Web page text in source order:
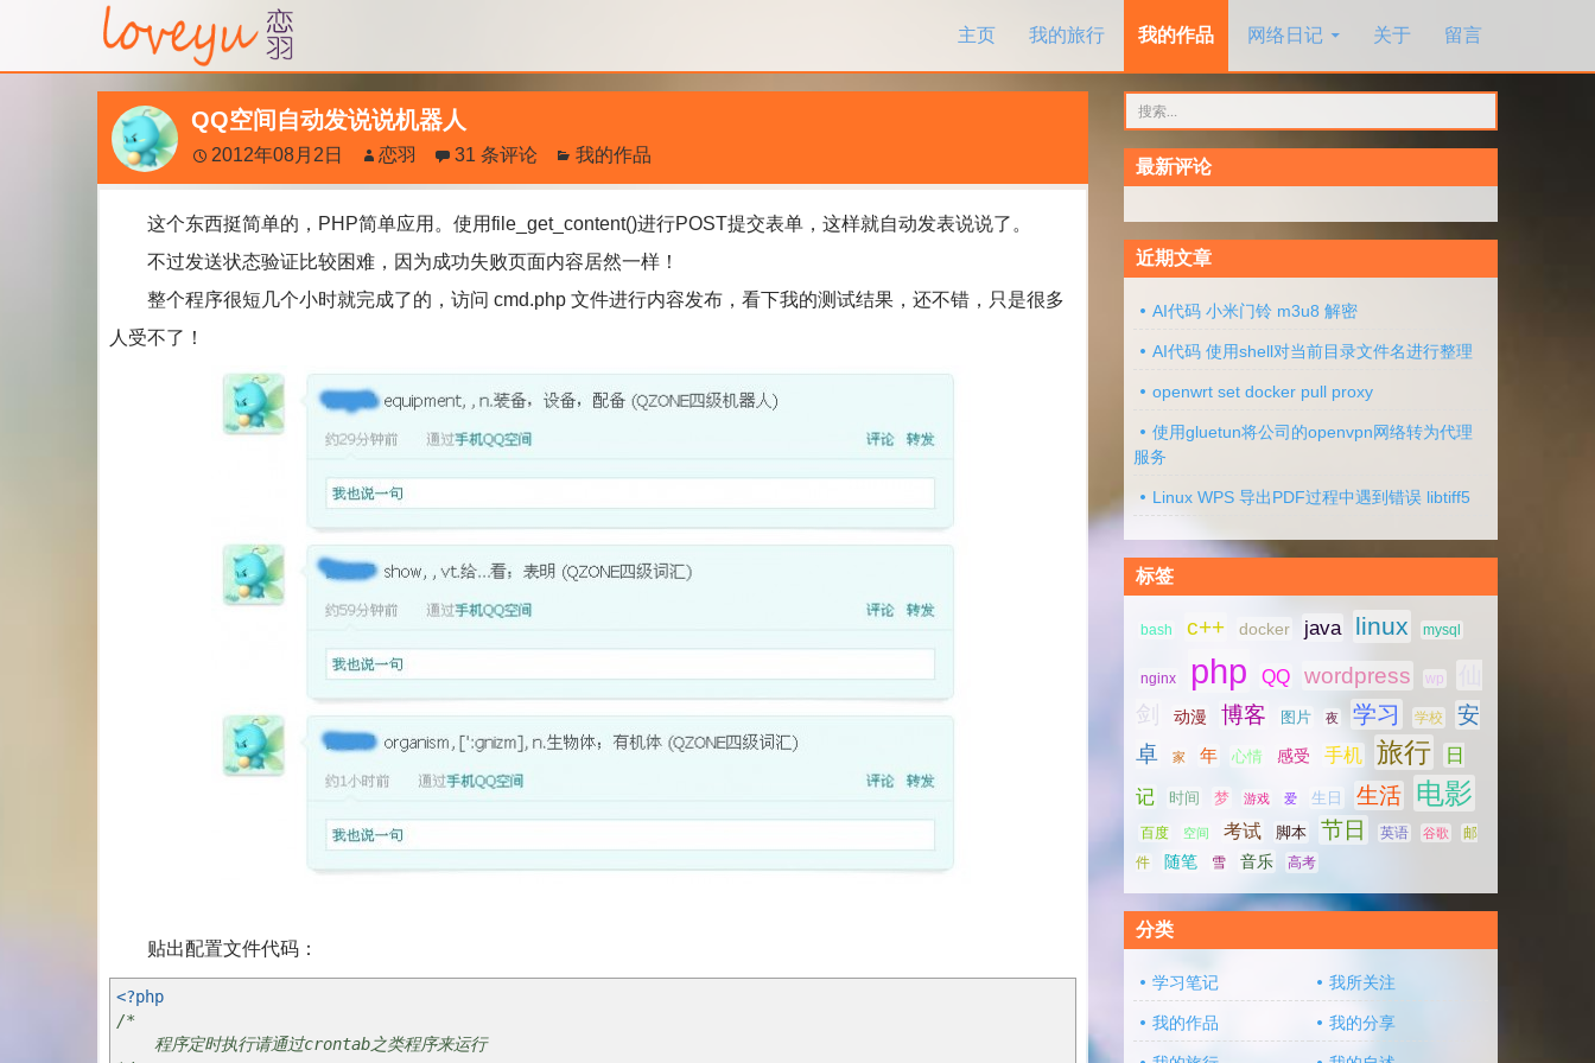
主页
我的旅行 我的作品 网络日记 关于 留言
QQ空间自动发说说机器人
2012年08月2日 恋羽 31 条评论 我的作品
这个东西挺简单的，PHP简单应用。使用file_get_content()进行POST提交表单，这样就自动发表说说了。
不过发送状态验证比较困难，因为成功失败页面内容居然一样！
整个程序很短几个小时就完成了的，访问 cmd.php 文件进行内容发布，看下我的测试结果，还不错，只是很多
人受不了！
贴出配置文件代码：
<?php
/*
程序定时执行请通过crontab之类程序来运行
索：
最新评论
近期文章
AI代码 小米门铃 m3u8 解密
AI代码 使用shell对当前目录文件名进行整理
openwrt set docker pull proxy
使用gluetun将公司的openvpn网络转为代理
服务
Linux WPS 导出PDF过程中遇到错误 libtiff5
标签
bash c++ docker java linux mysql
nginx php QQ wordpress wp
剑
动漫 博客 图片 夜 学习 学校
安
卓
家 年 心情 感受 手机 旅行 日
记 时间 梦 游戏 爱 生日 生活 电影
百度 空间 考试 脚本 节日 英语 谷歌 邮
件 随笔 雪 音乐 高考
分类
学习笔记 我所关注
我的作品 我的分享